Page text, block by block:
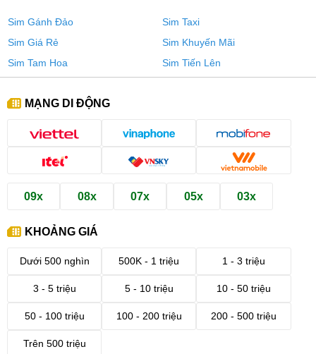
Sim Gánh Đảo
Sim Taxi
Sim Giá Rẻ
Sim Khuyến Mãi
Sim Tam Hoa
Sim Tiến Lên
MẠNG DI ĐỘNG
09x 08x 07x 05x 03x
KHOẢNG GIÁ
Dưới 500 nghìn 500K - 1 triệu 1 - 3 triệu
3 - 5 triệu 5 - 10 triệu 10 - 50 triệu
50 - 100 triệu 100 - 200 triệu 200 - 500 triệu
Trên 500 triệu